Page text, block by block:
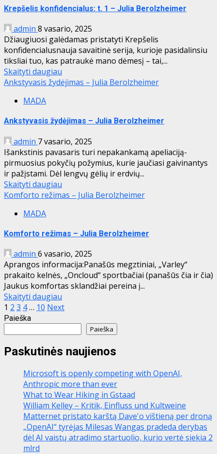
Krepšelis konfidencialus: t. 1 – Julia Berolzheimer
admin 8 vasario, 2025
Džiaugiuosi galėdamas pristatyti Krepšelis
konfidencialusnauja savaitinė serija, kurioje pasidalinsiu
tiksliai tuo, kas patraukė mano dėmesį – tai,...
Skaityti daugiau
Ankstyvasis žydėjimas – Julia Berolzheimer
MADA
Ankstyvasis žydėjimas – Julia Berolzheimer
admin 7 vasario, 2025
Išankstinis pavasaris turi nepakankamą apeliaciją-
pirmuosius pokyčių požymius, kurie jaučiasi gaivinantys
ir pažįstami. Dėl lengvų gėlių ir erdvių...
Skaityti daugiau
Komforto režimas – Julia Berolzheimer
MADA
Komforto režimas – Julia Berolzheimer
admin 6 vasario, 2025
Aprangos informacija:Panašūs megztiniai, „Varley“
prakaito kelnės, „Oncloud“ sportbačiai (panašūs čia ir čia)
Jaukus komfortas sklandžiai pereina į...
Skaityti daugiau
Įrašų
puslapiavimas
1 2 3 4… 10 Next
Paieška
Paieška
Paskutinės naujienos
Microsoft is openly competing with OpenAI,
Anthropic more than ever
What to Wear Hiking in Gstaad
William Kelley – Kritik, Einfluss und Kultweine
Matternet pristato karštą Dave'o vištieną per droną
„OpenAI“ tyrėjas Milesas Wangas pradeda derybas
dėl AI vaistų atradimo startuolio, kurio vertė siekia 2
mlrd